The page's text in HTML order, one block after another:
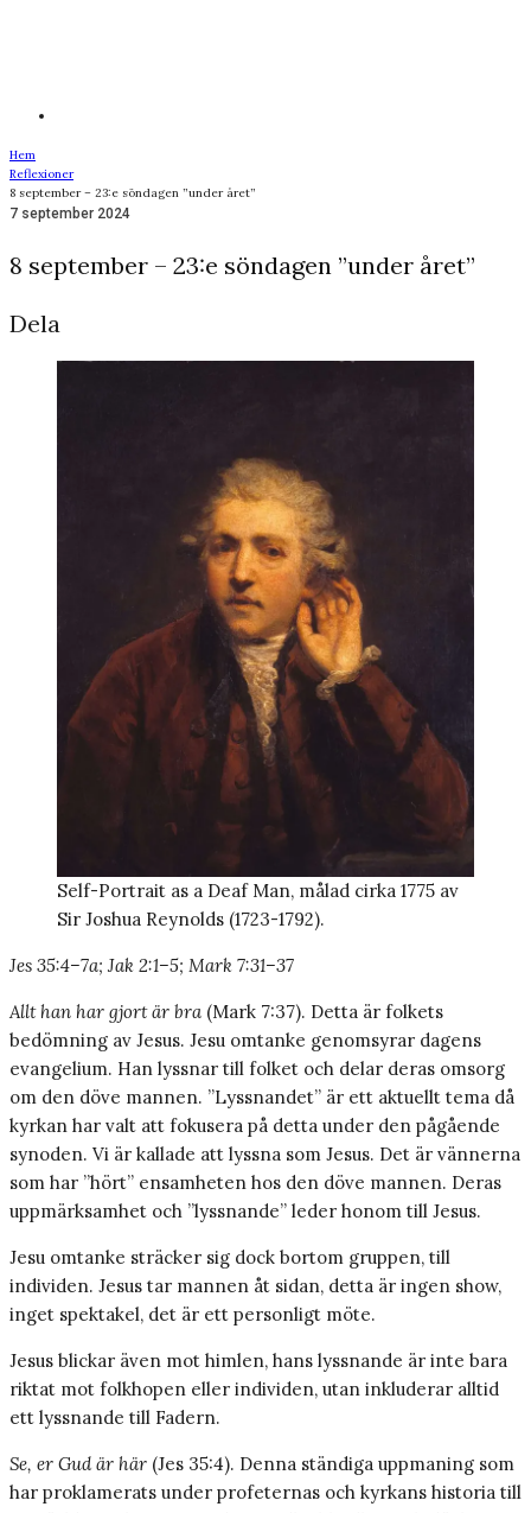
Hem
Reflexioner
8 september – 23:e söndagen ”under året”
7 september 2024
8 september – 23:e söndagen ”under året”
Dela
Self-Portrait as a Deaf Man, målad cirka 1775 av
Sir Joshua Reynolds (1723-1792).
Jes 35:4–7a; Jak 2:1–5; Mark 7:31–37
Allt han har gjort är bra (Mark 7:37). Detta är folkets
bedömning av Jesus. Jesu omtanke genomsyrar dagens
evangelium. Han lyssnar till folket och delar deras omsorg
om den döve mannen. ”Lyssnandet” är ett aktuellt tema då
kyrkan har valt att fokusera på detta under den pågående
synoden. Vi är kallade att lyssna som Jesus. Det är vännerna
som har ”hört” ensamheten hos den döve mannen. Deras
uppmärksamhet och ”lyssnande” leder honom till Jesus.
Jesu omtanke sträcker sig dock bortom gruppen, till
individen. Jesus tar mannen åt sidan, detta är ingen show,
inget spektakel, det är ett personligt möte.
Jesus blickar även mot himlen, hans lyssnande är inte bara
riktat mot folkhopen eller individen, utan inkluderar alltid
ett lyssnande till Fadern.
Se, er Gud är här (Jes 35:4). Denna ständiga uppmaning som
har proklamerats under profeternas och kyrkans historia till